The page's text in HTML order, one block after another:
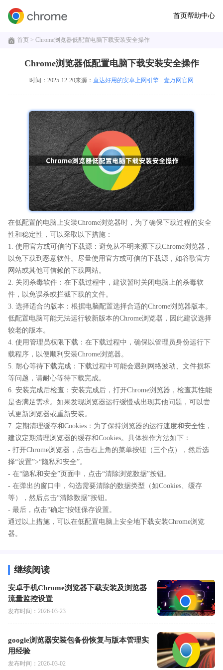
首页帮助中心
首页 > Chrome浏览器低配置电脑下载安装安全操作
Chrome浏览器低配置电脑下载安装安全操作
时间：2025-12-20来源： 直达好用的安卓上网引擎 - 壹万网官网
在低配置的电脑上安装Chrome浏览器时，为了确保下载过程的安全
性和稳定性，可以采取以下措施：
1. 使用官方或可信的下载源：避免从不明来源下载Chrome浏览器，
以免下载到恶意软件。尽量使用官方或可信的下载源，如谷歌官方
网站或其他可信赖的下载网站。
2. 关闭杀毒软件：在下载过程中，建议暂时关闭电脑上的杀毒软
件，以免误杀或拦截下载的文件。
3. 选择适合的版本：根据电脑配置选择合适的Chrome浏览器版本。
低配置电脑可能无法运行较新版本的Chrome浏览器，因此建议选择
较老的版本。
4. 使用管理员权限下载：在下载过程中，确保以管理员身份运行下
载程序，以便顺利安装Chrome浏览器。
5. 耐心等待下载完成：下载过程中可能会遇到网络波动、文件损坏
等问题，请耐心等待下载完成。
6. 安装完成后检查：安装完成后，打开Chrome浏览器，检查其性能
是否满足需求。如果发现浏览器运行缓慢或出现其他问题，可以尝
试更新浏览器或重新安装。
7. 定期清理缓存和Cookies：为了保持浏览器的运行速度和安全性，
建议定期清理浏览器的缓存和Cookies。具体操作方法如下：
- 打开Chrome浏览器，点击右上角的菜单按钮（三个点），然后选
择“设置”>“隐私和安全”。
- 在“隐私和安全”页面中，点击“清除浏览数据”按钮。
- 在弹出的窗口中，勾选需要清除的数据类型（如Cookies、缓存
等），然后点击“清除数据”按钮。
- 最后，点击“确定”按钮保存设置。
通过以上措施，可以在低配置电脑上安全地下载安装Chrome浏览
器。
继续阅读
安卓手机Chrome浏览器下载安装及浏览器
流量监控设置
发布时间：2026-03-23
google浏览器安装包备份恢复与版本管理实
用经验
发布时间：2026-03-02